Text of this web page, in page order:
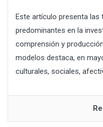
Este artículo presenta
predominantes en la
comprensión y
modelos destaca, en
culturales, sociales,